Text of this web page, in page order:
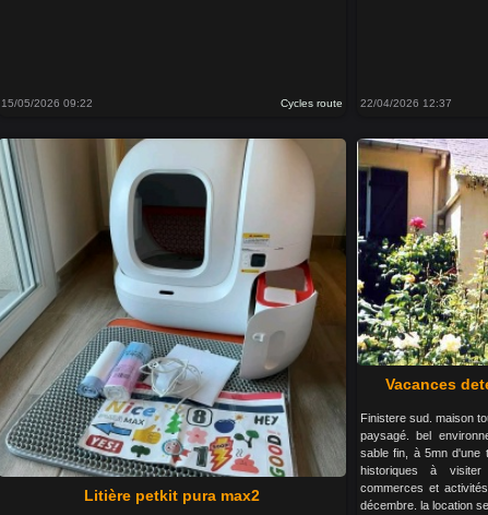
15/05/2026 09:22 Cycles route 22/04/2026 12:37
Litière petkit pura max2
Vacances
Finistere sud. maison
paysagé. bel
sable fin, à 5mn d'une
historiques à
commerces et
décembre. la location